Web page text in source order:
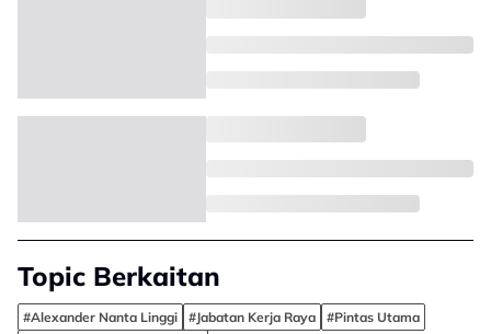
Topic Berkaitan
#Alexander Nanta Linggi #Jabatan Kerja Raya
#Pintas Utama